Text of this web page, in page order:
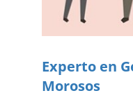
Experto en
Morosos